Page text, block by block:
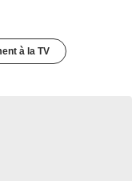
à la TV